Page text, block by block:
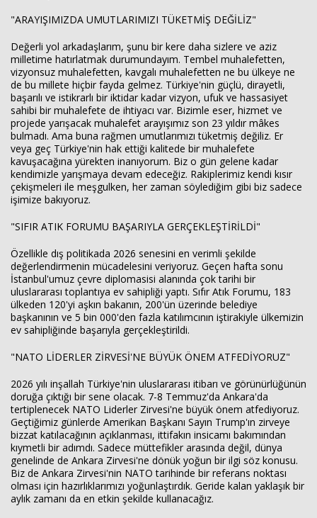
"ARAYIŞIMIZDA UMUTLARIMIZI TÜKETMİŞ DEĞİLİZ"
Değerli yol arkadaşlarım, şunu bir kere daha sizlere ve aziz
milletime hatırlatmak durumundayım. Tembel muhalefetten,
vizyonsuz muhalefetten, kavgalı muhalefetten ne bu ülkeye ne
de bu millete hiçbir fayda gelmez. Türkiye'nin güçlü, dirayetli,
başarılı ve istikrarlı bir iktidar kadar vizyon, ufuk ve hassasiyet
sahibi bir muhalefete de ihtiyacı var. Bizimle eser, hizmet ve
projede yarışacak muhalefet arayışımız son 23 yıldır mâkes
bulmadı. Ama buna rağmen umutlarımızı tüketmiş değiliz. Er
veya geç Türkiye'nin hak ettiği kalitede bir muhalefete
kavuşacağına yürekten inanıyorum. Biz o gün gelene kadar
kendimizle yarışmaya devam edeceğiz. Rakiplerimiz kendi kısır
çekişmeleri ile meşgulken, her zaman söylediğim gibi biz sadece
işimize bakıyoruz.
"SIFIR ATIK FORUMU BAŞARIYLA GERÇEKLEŞTİRİLDİ"
Özellikle dış politikada 2026 senesini en verimli şekilde
değerlendirmenin mücadelesini veriyoruz. Geçen hafta sonu
İstanbul'umuz çevre diplomasisi alanında çok tarihi bir
uluslararası toplantıya ev sahipliği yaptı. Sıfır Atık Forumu, 183
ülkeden 120'yi aşkın bakanın, 200'ün üzerinde belediye
başkanının ve 5 bin 000'den fazla katılımcının iştirakiyle ülkemizin
ev sahipliğinde başarıyla gerçekleştirildi.
"NATO LİDERLER ZİRVESİ'NE BÜYÜK ÖNEM ATFEDİYORUZ"
2026 yılı inşallah Türkiye'nin uluslararası itibarı ve görünürlüğünün
doruğa çıktığı bir sene olacak. 7-8 Temmuz'da Ankara'da
tertiplenecek NATO Liderler Zirvesi'ne büyük önem atfediyoruz.
Geçtiğimiz günlerde Amerikan Başkanı Sayın Trump'ın zirveye
bizzat katılacağının açıklanması, ittifakın insicamı bakımından
kıymetli bir adımdı. Sadece müttefikler arasında değil, dünya
genelinde de Ankara Zirvesi'ne dönük yoğun bir ilgi söz konusu.
Biz de Ankara Zirvesi'nin NATO tarihinde bir referans noktası
olması için hazırlıklarımızı yoğunlaştırdık. Geride kalan yaklaşık bir
aylık zamanı da en etkin şekilde kullanacağız.